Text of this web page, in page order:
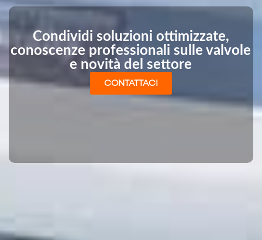
Condividi soluzioni ottimizzate,
conoscenze professionali sulle valvole
e novità del settore
CONTATTACI